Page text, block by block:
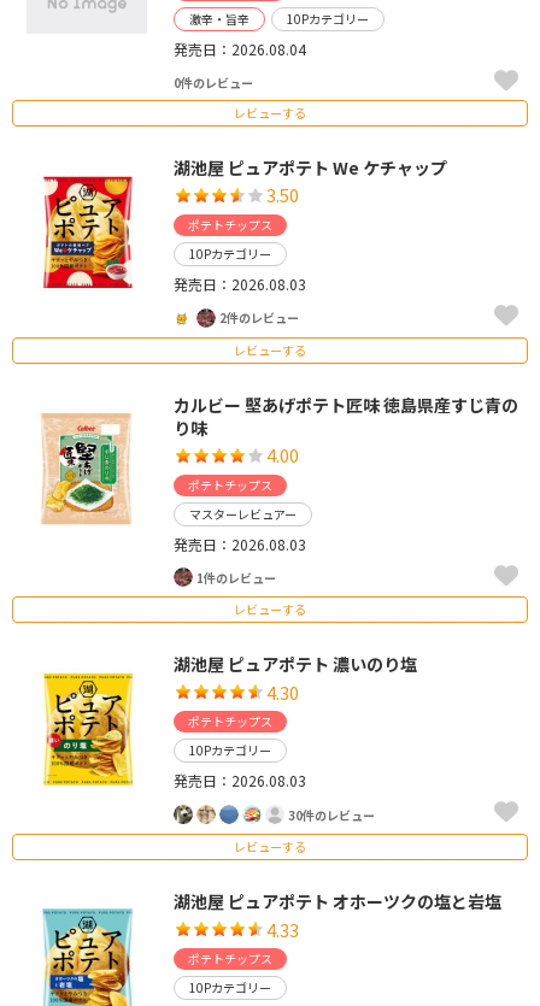
激辛・旨辛
10Pカテゴリー
発売日：2026.08.04
0件のレビュー
レビューする
湖池屋 ピュアポテト We ケチャップ
3.50
ポテトチップス
10Pカテゴリー
発売日：2026.08.03
2件のレビュー
レビューする
カルビー 堅あげポテト匠味 徳島県産すじ青の
り味
4.00
ポテトチップス
マスターレビュアー
発売日：2026.08.03
1件のレビュー
レビューする
湖池屋 ピュアポテト 濃いのり塩
4.30
ポテトチップス
10Pカテゴリー
発売日：2026.08.03
30件のレビュー
レビューする
湖池屋 ピュアポテト オホーツクの塩と岩塩
4.33
ポテトチップス
10Pカテゴリー